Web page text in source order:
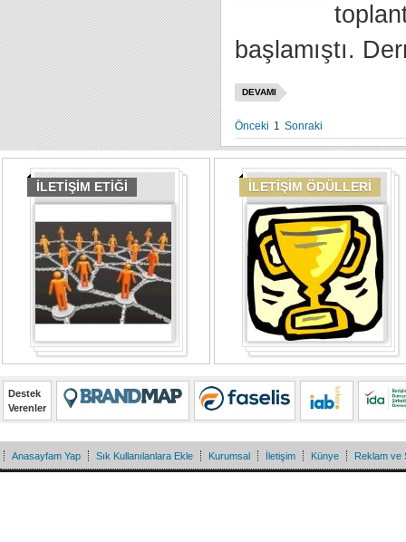
başlamıştı.
DEVAMI
Önceki 1 Sonraki
İLETİŞİM ETİĞİ İLETİŞİM ÖDÜLLERİ
Destek
Verenler
Anasayfam Yap Sık Kullanılanlara Ekle Kurumsal İletişim Künye Reklam ve